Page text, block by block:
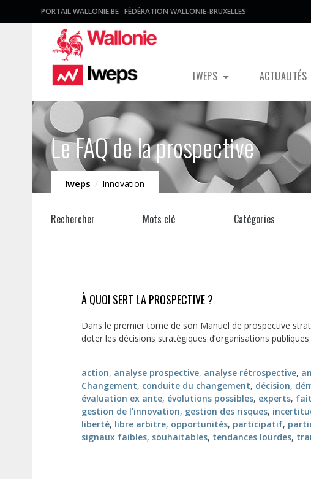
PORTAIL WALLONIE.BE FÉDÉRATION WALLONIE-BRUXELLES
IWEPS ACTUALITÉS
Le FAQ de la prospective
Iweps / Innovation
Rechercher Mots clé Catégories
À QUOI SERT LA PROSPECTIVE ?
Dans le premier tome de son Manuel de prospective
doter les décisions stratégiques d’organisations publiques
action, analyse prospective, analyse rétrospective,
Changement, conduite du changement, décision,
évaluation ex ante, évolutions possibles, experts,
gestion de l'innovation, gestion des risques,
liberté, libre arbitre, opportunités, participatif,
signaux faibles, souhaitables, tendances lourdes,